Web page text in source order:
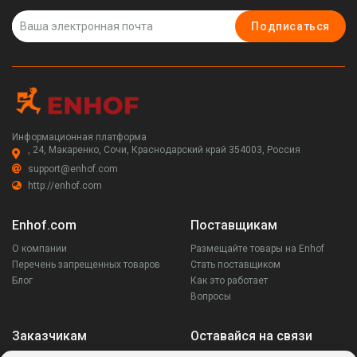
Подписаться
Информационная платформа
, 24, Макаренко, Сочи, Краснодарский край 354003, Россия
support@enhof.com
http://enhof.com
Enhof.com
О компании
Перечень запрещенных товаров
Блог
Поставщикам
Размещайте товары на Enhof
Стать поставщиком
Как это работает
Вопросы
Заказчикам Оставайся на связи